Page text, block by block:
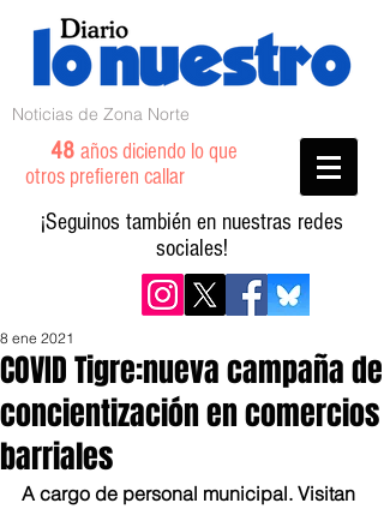
Noticias de Zona Norte
48 años diciendo lo que
otros prefieren callar
¡Seguinos también en nuestras redes
sociales!
COVID Tigre:nueva campaña de
concientización en comercios
barriales
8 ene 2021
A cargo de personal municipal. Visitan